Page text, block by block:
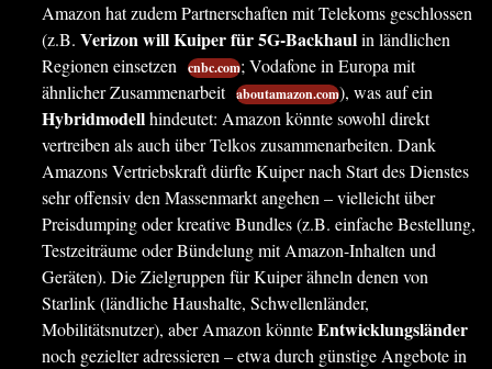
Amazon hat zudem Partnerschaften mit Telekoms geschlossen
(z.B. Verizon will Kuiper für 5G-Backhaulin ländlichen
Regionen einsetzen cnbc.com; Vodafone in Europa mit
ähnlicher Zusammenarbeit aboutamazon.com), was auf ein
Hybridmodellhindeutet: Amazon könnte sowohl direkt
vertreiben als auch über Telkos zusammenarbeiten. Dank
Amazons Vertriebskraft dürfte Kuiper nach Start des Dienstes
sehr offensiv den Massenmarkt angehen – vielleicht über
Preisdumping oder kreative Bundles (z.B. einfache Bestellung,
Testzeiträume oder Bündelung mit Amazon-Inhalten und
Geräten). Die Zielgruppen für Kuiper ähneln denen von
Starlink (ländliche Haushalte, Schwellenländer,
Mobilitätsnutzer), aber Amazon könnteEntwicklungsländer
noch gezielter adressieren – etwa durch günstige Angebote in